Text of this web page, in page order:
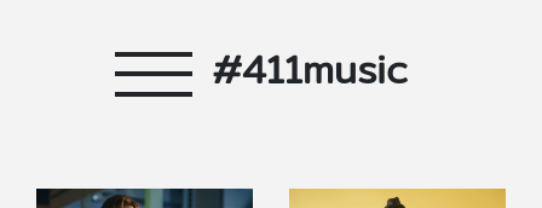
#411music